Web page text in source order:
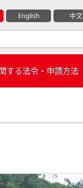
English 中文
する法令・申請方法